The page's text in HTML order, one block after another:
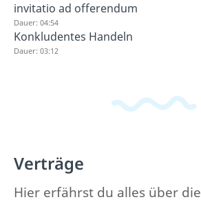
invitatio ad offerendum
Dauer: 04:54
Konkludentes Handeln
Dauer: 03:12
Verträge
Hier erfährst du alles über die